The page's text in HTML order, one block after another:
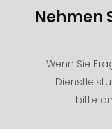
Nehmen
Wenn Sie
bitte